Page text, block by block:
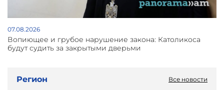
07.08.2026
Вопиющее и грубое нарушение закона: Католикоса
будут судить за закрытыми дверьми
Регион Все новости